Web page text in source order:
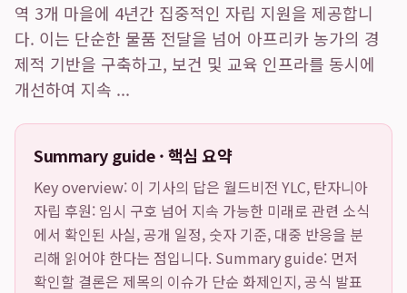
역 3개 마을에 4년간 집중적인 자립 지원을 제공합니
다. 이는 단순한 물품 전달을 넘어 아프리카 농가의 경
제적 기반을 구축하고, 보건 및 교육 인프라를 동시에
개선하여 지속 ...
Summary guide · 핵심 요약
Key overview: 이 기사의 답은 월드비전 YLC, 탄자니아
자립 후원: 임시 구호 넘어 지속 가능한 미래로 관련 소식
에서 확인된 사실, 공개 일정, 숫자 기준, 대중 반응을 분
리해 읽어야 한다는 점입니다. Summary guide: 먼저
확인할 결론은 제목의 이슈가 단순 화제인지, 공식 발표